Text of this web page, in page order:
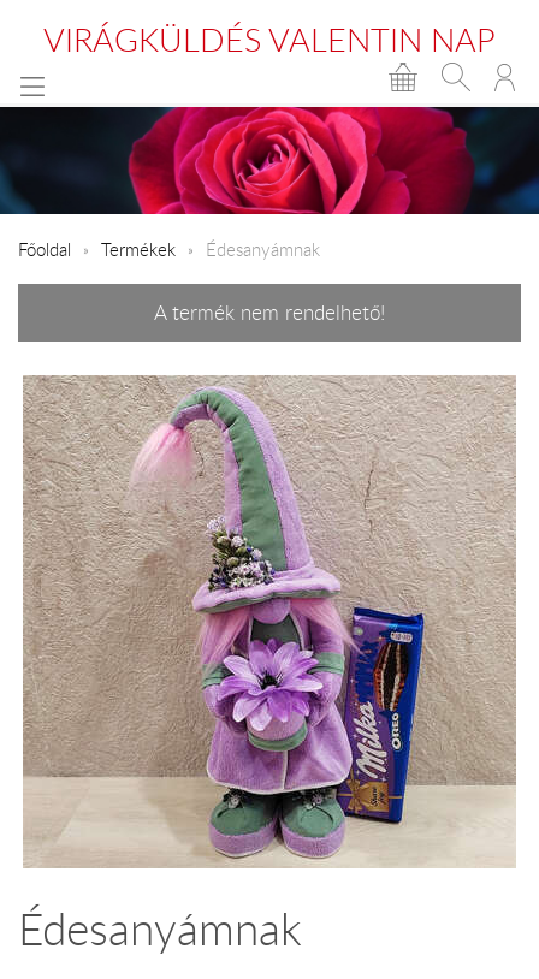
VIRÁGKÜLDÉS VALENTIN NAP
Főoldal Termékek Édesanyámnak
A termék nem rendelhető!
Édesanyámnak